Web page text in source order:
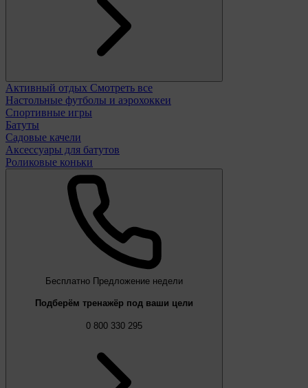
Активный отдых Смотреть все
Настольные футболы и аэрохоккеи
Спортивные игры
Батуты
Садовые качели
Аксессуары для батутов
Роликовые коньки
Бесплатно Предложение недели
Подберём тренажёр под ваши цели
0 800 330 295